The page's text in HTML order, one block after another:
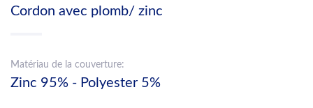
Cordon avec plomb/ zinc
Matériau de la couverture:
Zinc 95% - Polyester 5%